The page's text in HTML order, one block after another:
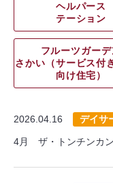
ヘルパース
テーション
フルーツガーデ
さかい（サービス付
向け住宅）
2026.04.16 デイサ
4月 ザ・トンチンカ